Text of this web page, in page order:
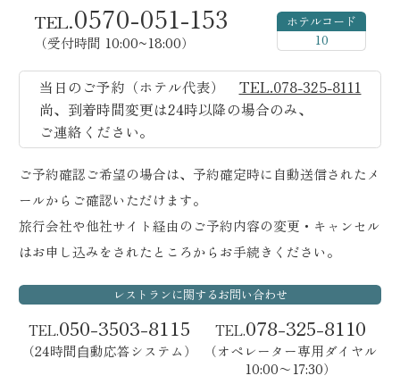
TEL.0570-051-153
（受付時間 10:00~18:00）
ホテルコード
10
当日のご予約（ホテル代表） TEL.078-325-8111
尚、到着時間変更は24時以降の場合のみ、
ご連絡ください。
ご予約確認ご希望の場合は、予約確定時に自動送信されたメ
ールからご確認いただけます。
旅行会社や他社サイト経由のご予約内容の変更・キャンセル
はお申し込みをされたところからお手続きください。
レストランに関するお問い合わせ
TEL.050-3503-8115
（24時間⾃動応答システム）
TEL.078-325-8110
（オペレーター専用ダイヤル
10:00〜17:30）